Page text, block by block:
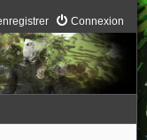
Connexion